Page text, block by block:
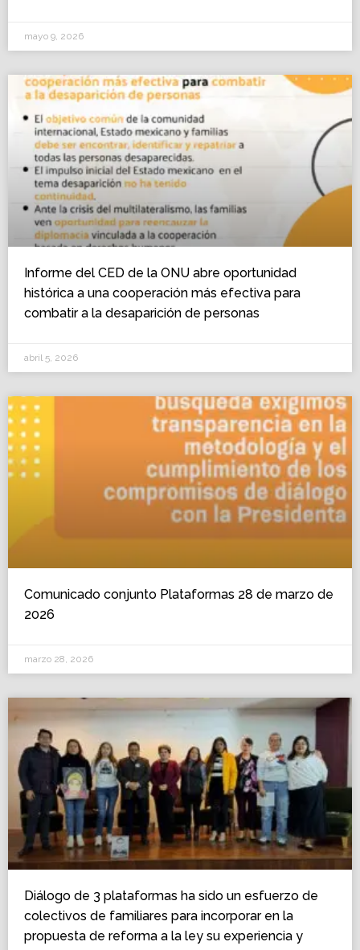
mayo 9, 2026
Informe del CED de la ONU abre oportunidad
histórica a una cooperación más efectiva para
combatir a la desaparición de personas
abril 5, 2026
Comunicado conjunto Plataformas 28 de marzo de
2026
marzo 28, 2026
Diálogo de 3 plataformas ha sido un esfuerzo de
colectivos de familiares para incorporar en la
propuesta de reforma a la ley su experiencia y